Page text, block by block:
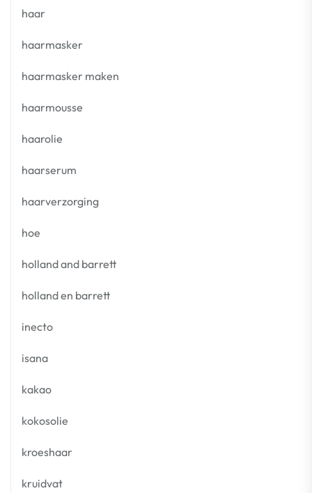
haar
haarmasker
haarmasker maken
haarmousse
haarolie
haarserum
haarverzorging
hoe
holland and barrett
holland en barrett
inecto
isana
kakao
kokosolie
kroeshaar
kruidvat